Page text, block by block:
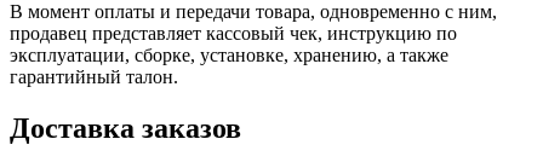
В момент оплаты и передачи товара, одновременно с ним,
продавец представляет кассовый чек, инструкцию по
эксплуатации, сборке, установке, хранению, а также
гарантийный талон.
Доставка заказов